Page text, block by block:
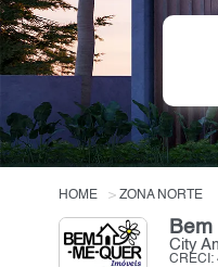
HOME ZONA NORTE
City
CRECI: